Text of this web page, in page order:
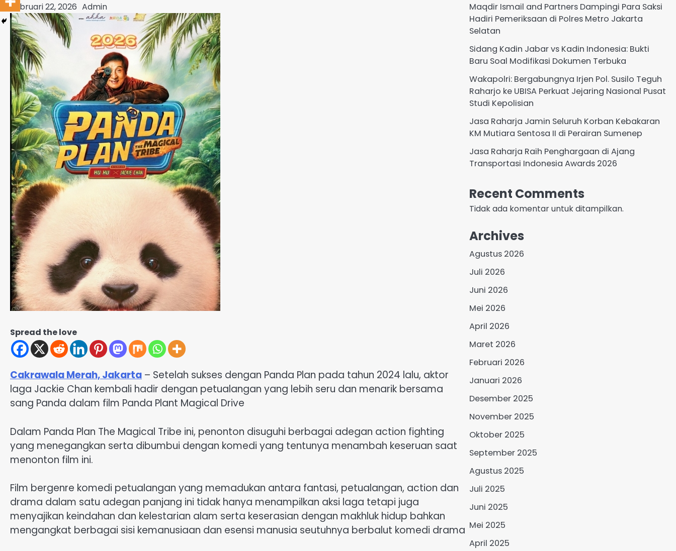
Februari 22, 2026 Admin
Spread the love
Cakrawala Merah, Jakarta – Setelah sukses dengan Panda Plan pada tahun 2024 lalu, aktor
laga Jackie Chan kembali hadir dengan petualangan yang lebih seru dan menarik bersama
sang Panda dalam film Panda Plant Magical Drive
Dalam Panda Plan The Magical Tribe ini, penonton disuguhi berbagai adegan action fighting
yang menegangkan serta dibumbui dengan komedi yang tentunya menambah keseruan saat
menonton film ini.
Film bergenre komedi petualangan yang memadukan antara fantasi, petualangan, action dan
drama dalam satu adegan panjang ini tidak hanya menampilkan aksi laga tetapi juga
menyajikan keindahan dan kelestarian alam serta keserasian dengan makhluk hidup bahkan
mengangkat berbagai sisi kemanusiaan dan esensi manusia seutuhnya berbalut komedi drama
Maqdir Ismail and Partners Dampingi Para Saksi
Hadiri Pemeriksaan di Polres Metro Jakarta
Selatan
Sidang Kadin Jabar vs Kadin Indonesia: Bukti
Baru Soal Modifikasi Dokumen Terbuka
Wakapolri: Bergabungnya Irjen Pol. Susilo Teguh
Raharjo ke UBISA Perkuat Jejaring Nasional Pusat
Studi Kepolisian
Jasa Raharja Jamin Seluruh Korban Kebakaran
KM Mutiara Sentosa II di Perairan Sumenep
Jasa Raharja Raih Penghargaan di Ajang
Transportasi Indonesia Awards 2026
Recent Comments
Tidak ada komentar untuk ditampilkan.
Archives
Agustus 2026
Juli 2026
Juni 2026
Mei 2026
April 2026
Maret 2026
Februari 2026
Januari 2026
Desember 2025
November 2025
Oktober 2025
September 2025
Agustus 2025
Juli 2025
Juni 2025
Mei 2025
April 2025